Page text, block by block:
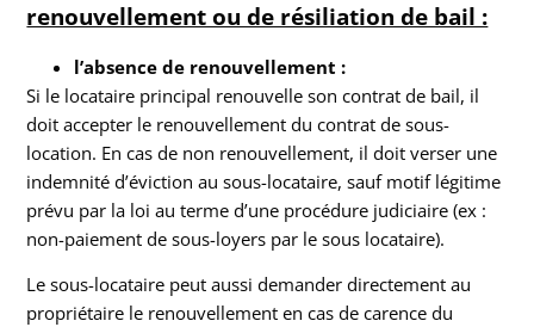
renouvellement ou de résiliation de bail :
l’absence de renouvellement :
Si le locataire principal renouvelle son contrat de bail, il
doit accepter le renouvellement du contrat de sous-
location. En cas de non renouvellement, il doit verser une
indemnité d’éviction au sous-locataire, sauf motif légitime
prévu par la loi au terme d’une procédure judiciaire (ex :
non-paiement de sous-loyers par le sous locataire).
Le sous-locataire peut aussi demander directement au
propriétaire le renouvellement en cas de carence du